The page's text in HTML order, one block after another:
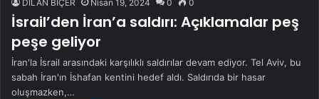
DİLAN BİÇER Nisan 19, 2024 0 0
İsrail’den İran’a saldırı: Açıklamalar peş
peşe geliyor
İran'la İsrail arasındaki karşılıklı saldırılar devam ediyor. Tel Aviv, bu
sabah İran'ın İshafan kentini hedef aldı. Saldırıda bir hasar
oluşmazken,…